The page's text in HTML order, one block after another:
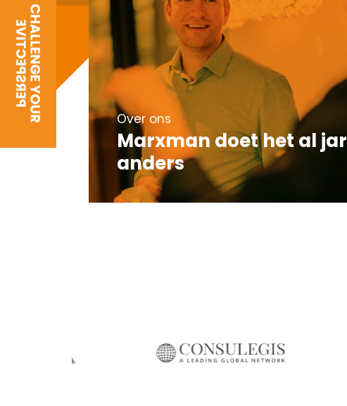
Over ons
Marxman doet het al
anders